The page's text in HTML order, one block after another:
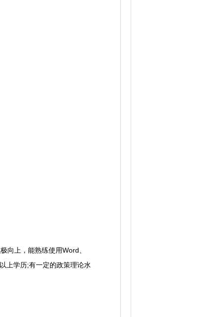
上，能熟练使用Word、
上学历;有一定的政策理论水